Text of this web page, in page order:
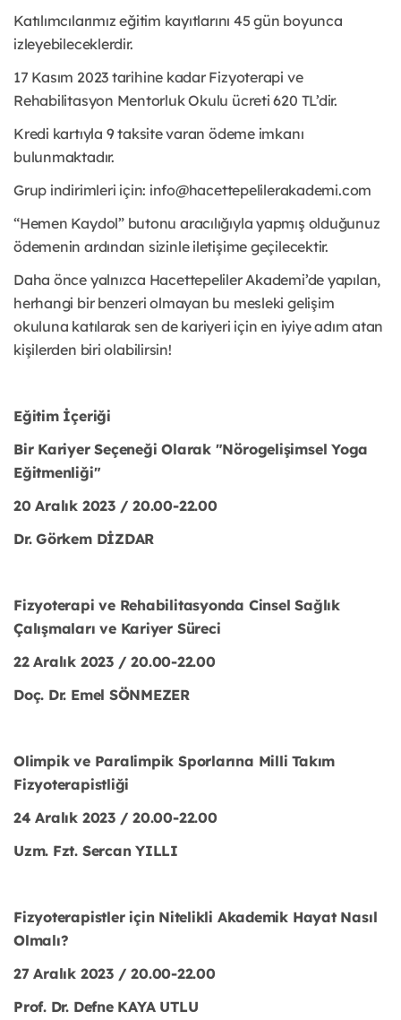
Katılımcılarımız eğitim kayıtlarını 45 gün boyunca
izleyebileceklerdir.
17 Kasım 2023 tarihine kadar Fizyoterapi ve
Rehabilitasyon Mentorluk Okulu ücreti 620 TL’dir.
Kredi kartıyla 9 taksite varan ödeme imkanı
bulunmaktadır.
Grup indirimleri için: info@hacettepelilerakademi.com
“Hemen Kaydol” butonu aracılığıyla yapmış olduğunuz
ödemenin ardından sizinle iletişime geçilecektir.
Daha önce yalnızca Hacettepeliler Akademi’de yapılan,
herhangi bir benzeri olmayan bu mesleki gelişim
okuluna katılarak sen de kariyeri için en iyiye adım atan
kişilerden biri olabilirsin!
Eğitim İçeriği
Bir Kariyer Seçeneği Olarak "Nörogelişimsel Yoga
Eğitmenliği"
20 Aralık 2023 / 20.00-22.00
Dr. Görkem DİZDAR
Fizyoterapi ve Rehabilitasyonda Cinsel Sağlık
Çalışmaları ve Kariyer Süreci
22 Aralık 2023 / 20.00-22.00
Doç. Dr. Emel SÖNMEZER
Olimpik ve Paralimpik Sporlarına Milli Takım
Fizyoterapistliği
24 Aralık 2023 / 20.00-22.00
Uzm. Fzt. Sercan YILLI
Fizyoterapistler için Nitelikli Akademik Hayat Nasıl
Olmalı?
27 Aralık 2023 / 20.00-22.00
Prof. Dr. Defne KAYA UTLU